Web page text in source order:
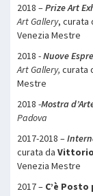
2018 –Prize Art
Art Gallery, curata
Venezia Mestre
2018 -Nuove
Art Gallery, curata
Mestre
2018 -Mostra
Padova
2017-2018 –
curata da
Venezia Mestre
2017 – C’è Posto